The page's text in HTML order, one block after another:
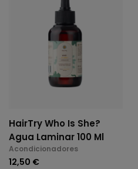
HairTry Who Is She?
Agua Laminar 100 Ml
Acondicionadores
12,50 €